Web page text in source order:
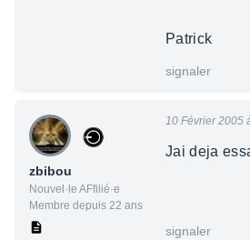
Patrick
signaler
zbibou
Nouvel·le AFfilié·e
Membre depuis 22 ans
10 Février 2005
Jai deja
signaler